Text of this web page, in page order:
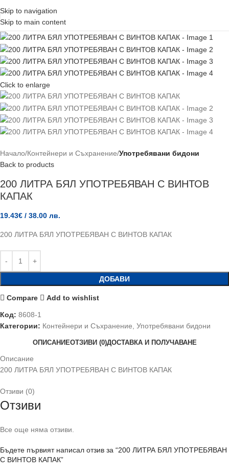
Skip to navigation
Skip to main content
Click to enlarge
Начало Контейнери и Съхранение Употребявани бидони
Back to products
200 ЛИТРА БЯЛ УПОТРЕБЯВАН С ВИНТОВ
КАПАК
19.43€ / 38.00 лв.
200 ЛИТРА БЯЛ УПОТРЕБЯВАН С ВИНТОВ КАПАК
ДОБАВИ
Compare Add to wishlist
Код: 8608-1
Категории: Контейнери и Съхранение, Употребявани бидони
ОПИСАНИЕОТЗИВИ (0)ДОСТАВКА И ПОЛУЧАВАНЕ
Описание
200 ЛИТРА БЯЛ УПОТРЕБЯВАН С ВИНТОВ КАПАК
Отзиви (0)
Отзиви
Все още няма отзиви.
Бъдете първият написал отзив за “200 ЛИТРА БЯЛ УПОТРЕБЯВАН
С ВИНТОВ КАПАК”